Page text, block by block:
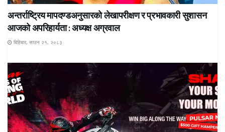
अन्तर्राष्ट्रिय मापदण्डअनुसारको लेखापरीक्षण र प्रभावकारी सुशासन
आजको अपरिहार्यता : अध्यक्ष अग्रवाल
बिहिबार, साउन २१, २०८३